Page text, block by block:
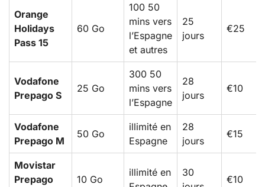
Orange
Holidays
Pass 15
60 Go
100 50
mins vers
l’Espagne
et autres
25
jours
€25
Vodafone
Prepago S
25 Go
300 50
mins vers
l’Espagne
28
jours
€10
Vodafone
Prepago M
50 Go
illimité en
Espagne
28
jours
€15
Movistar
Prepago
10 Go
illimité en
30
€10